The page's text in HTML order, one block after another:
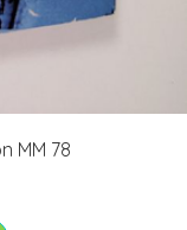
MM 78